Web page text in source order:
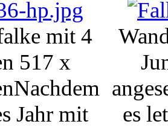
mit 4
517 x
Nachdem
Jahr mit
es